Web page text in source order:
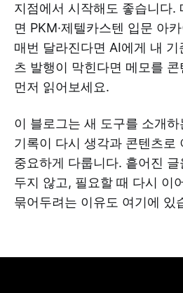
지점에서 시작해도 좋습니다.
면 PKM·제텔카스텐 입문 아
매번 달라진다면 AI에게 내
츠 발행이 막힌다면 메모를
먼저 읽어보세요.
이 블로그는 새 도구를 소개
기록이 다시 생각과 콘텐츠로
중요하게 다룹니다. 흩어진
두지 않고, 필요할 때 다시 이
묶어두려는 이유도 여기에 있